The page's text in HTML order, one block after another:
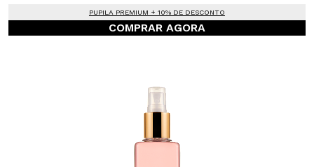
PUPILA PREMIUM + 10% DE DESCONTO
COMPRAR AGORA